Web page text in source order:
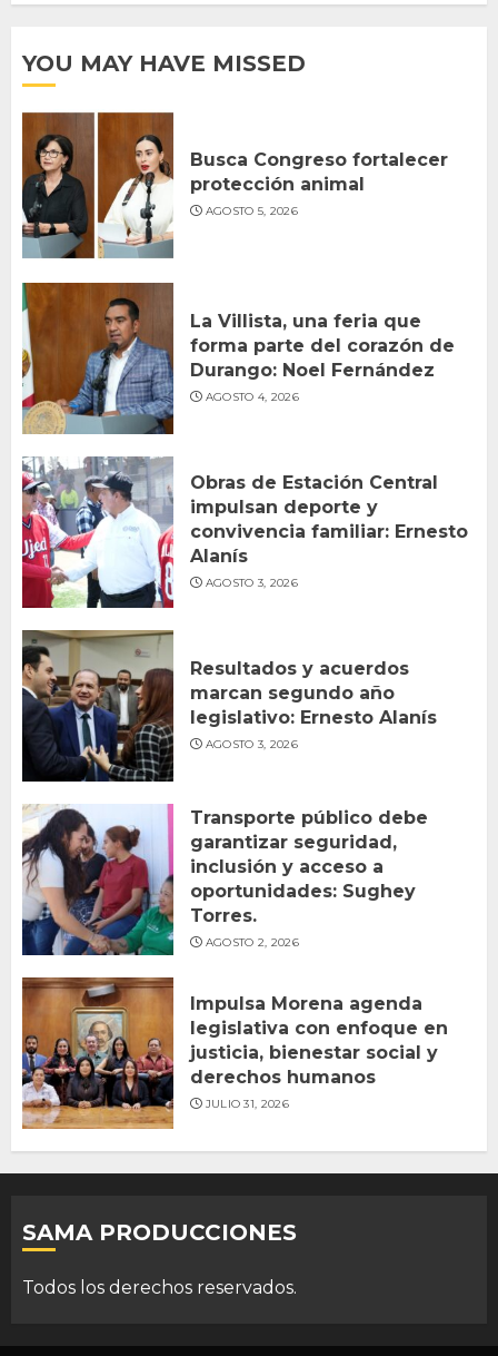
YOU MAY HAVE MISSED
Busca Congreso fortalecer
protección animal
AGOSTO 5, 2026
La Villista, una feria que
forma parte del corazón de
Durango: Noel Fernández
AGOSTO 4, 2026
Obras de Estación Central
impulsan deporte y
convivencia familiar: Ernesto
Alanís
AGOSTO 3, 2026
Resultados y acuerdos
marcan segundo año
legislativo: Ernesto Alanís
AGOSTO 3, 2026
Transporte público debe
garantizar seguridad,
inclusión y acceso a
oportunidades: Sughey
Torres.
AGOSTO 2, 2026
Impulsa Morena agenda
legislativa con enfoque en
justicia, bienestar social y
derechos humanos
JULIO 31, 2026
SAMA PRODUCCIONES
Todos los derechos reservados.